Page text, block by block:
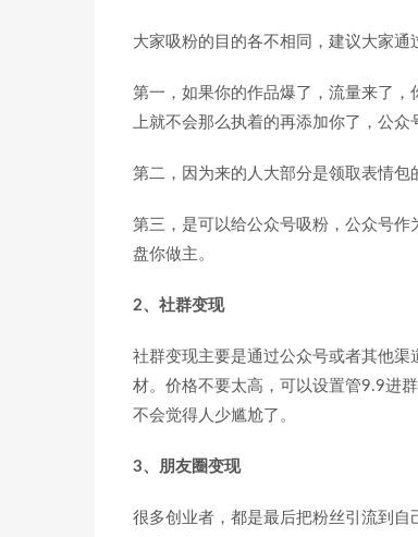
大家吸粉的目的各不相同，建议大家通
第一，如果你的作品爆了，流量来了
上就不会那么执着的再添加你了，公众
第二，因为来的人大部分是领取表情包
第三，是可以给公众号吸粉，公众号
盘你做主。
2、社群变现
社群变现主要是通过公众号或者其他
材。价格不要太高，可以设置管9.9进
不会觉得人少尴尬了。
3、朋友圈变现
很多创业者，都是最后把粉丝引流到